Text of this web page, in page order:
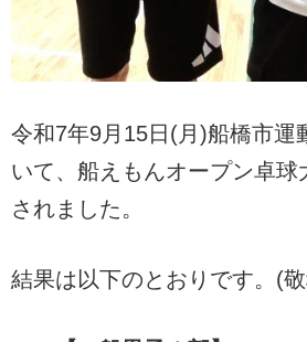
令和7年9月15日(月)船橋市運
いて、船えもんオープン卓球
されました。
結果は以下のとおりです。(